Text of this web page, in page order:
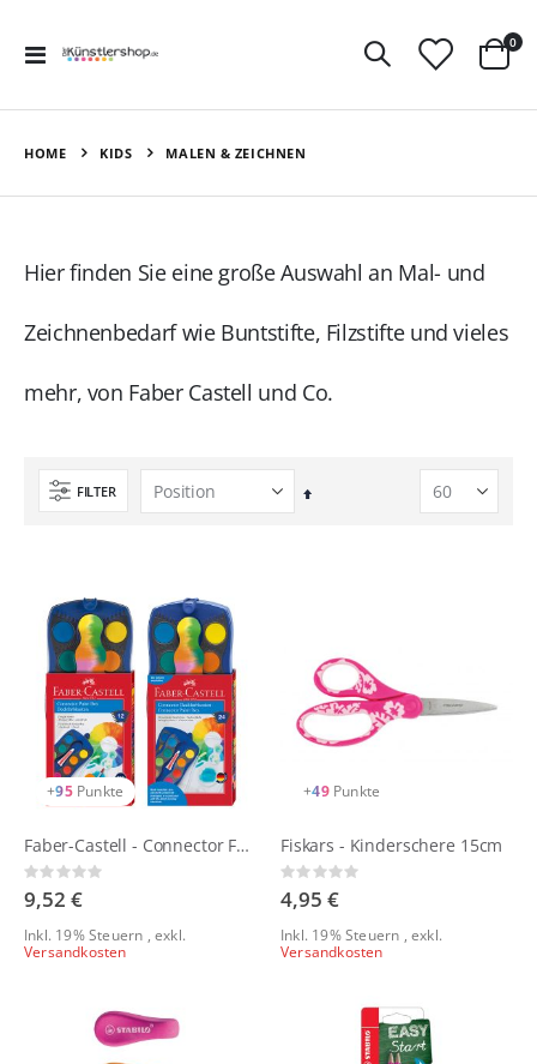
Navigation
0
HOME KIDS MALEN & ZEICHNEN
Hier finden Sie eine große Auswahl an Mal- und
Zeichnenbedarf wie Buntstifte, Filzstifte und vieles
mehr, von Faber Castell und Co.
FILTER
In
+95 Punkte
Faber-Castell - Connector Farbkasten | Blau
Rating:
0%
9,52 €
Inkl. 19% Steuern ,exkl.
Versandkosten
+49 Punkte
Fiskars - Kinderschere 15cm
Rating:
0%
4,95 €
Inkl. 19% Steuern ,exkl.
Versandkosten